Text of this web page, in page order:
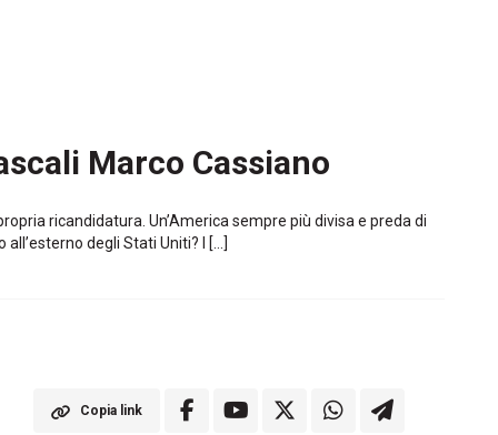
Marco Cassiano
ricandidatura. Un’America sempre più divisa e preda di
degli Stati Uniti? I […]
Copia link